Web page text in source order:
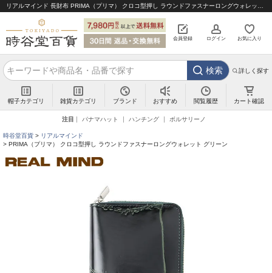
会員登録 ログイン お気に入り
検索 詳しく探す
帽子カテゴリ 雑貨カテゴリ ブランド おすすめ 閲覧履歴 カート確認
注目 パナマハット ハンチング ボルサリーノ
時谷堂百貨
リアルマインド
PRIMA（プリマ） クロコ型押し ラウンドファスナーロングウォレット グリーン